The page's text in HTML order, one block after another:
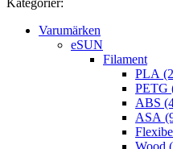
Varumärken
eSUN
Filament
PLA
PETG
ABS
ASA
Wood